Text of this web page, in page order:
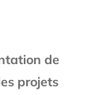
de
projets